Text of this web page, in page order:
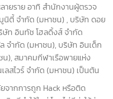
ายราย อาทิ สำนักงานผู้ตรวจ
ตี้ จำกัด (มหาชน) , บริษัท ดอย
ท อินทัช โฮลดิ้งส์ จำกัด
จำกัด (มหาชน), บริษัท อินเด็ก
), สมาคมกีฬาเรือพายแห่ง
ลสไวร์ จำกัด (มหาชน) เป็นต้น
จากการถูก Hack หรือติด